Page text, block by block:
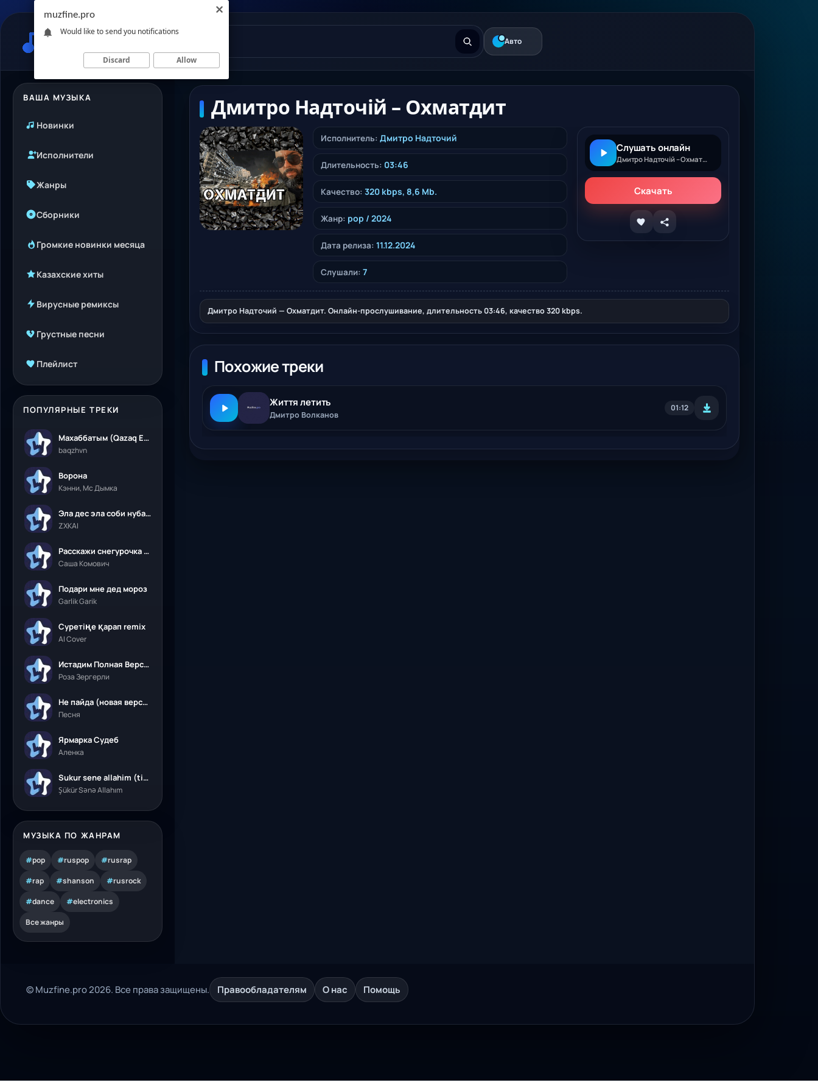
Авто
ВАША МУЗЫКА
Новинки
Исполнители
Жанры
Сборники
Громкие новинки месяца
Казахские хиты
Вирусные ремиксы
Грустные песни
Плейлист
ПОПУЛЯРНЫЕ ТРЕКИ
Махаббатым (Qazaq Edition)
baqzhvn
Ворона
Кэнни, Мс Дымка
Эла дес эла соби нубалеприсон
ZXKAI
Расскажи снегурочка где была
Саша Комович
Подари мне дед мороз
Garlik Garik
Суретіңе қарап remix
AI Cover
Истадим Полная Версия
Роза Зергерли
Не пайда (новая версия)
Песня
Ярмарка Судеб
Аленка
Sukur sene allahim (tik tok)
Şükür Sənə Allahım
МУЗЫКА ПО ЖАНРАМ
#pop #ruspop #rusrap
#rap #shanson #rusrock
#dance #electronics
Все жанры
Дмитро Надточій – Охматдит
Исполнитель: Дмитро Надточий
Длительность: 03:46
Качество: 320 kbps, 8,6 Mb.
Жанр: pop / 2024
Дата релиза: 11.12.2024
Слушали: 7
Слушать онлайн
Дмитро Надточій – Охматдит
Скачать
Дмитро Надточий — Охматдит. Онлайн-прослушивание, длительность 03:46, качество 320 kbps.
Похожие треки
Життя летить
Дмитро Волканов
01:12
© Muzfine.pro 2026. Все права защищены. Правообладателям О нас Помощь
muzfine.pro
Would like to send you notifications
Discard Allow